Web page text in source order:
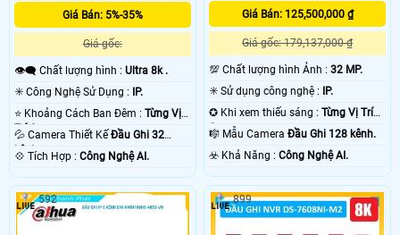
Giá Bán: 5%-35%
Giá gốc:
👁️‍🗨 Chất lượng hình : Ultra 8k .
✳️ Công Nghệ Sử Dụng :
IP.
⭐ Khoảng Cách Ban Đêm : Từng Vị
Trí Camera .
💦 Camera Thiết Kế Đầu Ghi 32
kênh.
️💠 Tích Hợp : Công Nghệ AI.
Giá Bán: 125,500,000 ₫
Giá gốc: 179,137,000 ₫
💯 Chất lượng hình Ảnh :32 MP.
✳️ Sử dụng công nghệ :
IP.
✪ Khi xem thiếu sáng :Từng Vị Trí
Camera .
🎼️ Mẫu CameraĐầu Ghi 128 kênh.
️☣️ Khả Năng :Công Nghệ AI.
592 899